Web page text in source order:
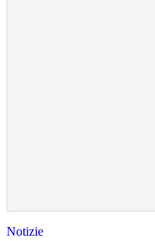
Notizie